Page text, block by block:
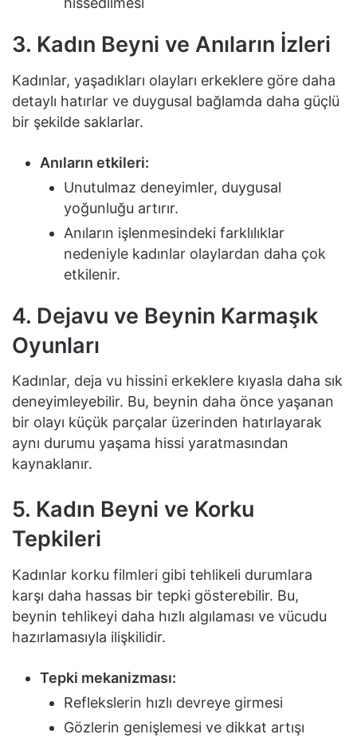
3. Kadın Beyni ve Anıların İzleri
Kadınlar, yaşadıkları olayları erkeklere göre daha
detaylı hatırlar ve duygusal bağlamda daha güçlü
bir şekilde saklarlar.
Anıların etkileri:
Unutulmaz deneyimler, duygusal
yoğunluğu artırır.
Anıların işlenmesindeki farklılıklar
nedeniyle kadınlar olaylardan daha çok
etkilenir.
4. Dejavu ve Beynin Karmaşık
Oyunları
Kadınlar, deja vu hissini erkeklere kıyasla daha sık
deneyimleyebilir. Bu, beynin daha önce yaşanan
bir olayı küçük parçalar üzerinden hatırlayarak
aynı durumu yaşama hissi yaratmasından
kaynaklanır.
5. Kadın Beyni ve Korku
Tepkileri
Kadınlar korku filmleri gibi tehlikeli durumlara
karşı daha hassas bir tepki gösterebilir. Bu,
beynin tehlikeyi daha hızlı algılaması ve vücudu
hazırlamasıyla ilişkilidir.
Tepki mekanizması:
Reflekslerin hızlı devreye girmesi
Gözlerin genişlemesi ve dikkat artışı